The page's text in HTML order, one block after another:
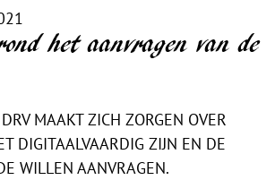
het aanvragen van de
MAAKT ZICH ZORGEN OVER
DIGITAALVAARDIG ZIJN EN DE
WILLEN AANVRAGEN.